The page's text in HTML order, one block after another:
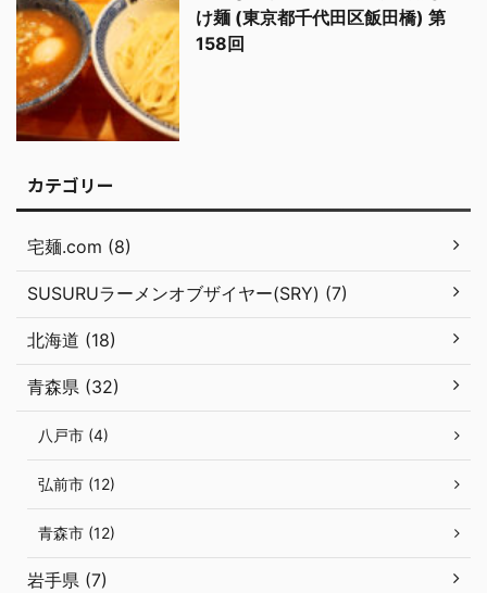
け麺 (東京都千代田区飯田橋) 第
158回
カテゴリー
宅麺.com (8)
SUSURUラーメンオブザイヤー(SRY) (7)
北海道 (18)
青森県 (32)
八戸市 (4)
弘前市 (12)
青森市 (12)
岩手県 (7)